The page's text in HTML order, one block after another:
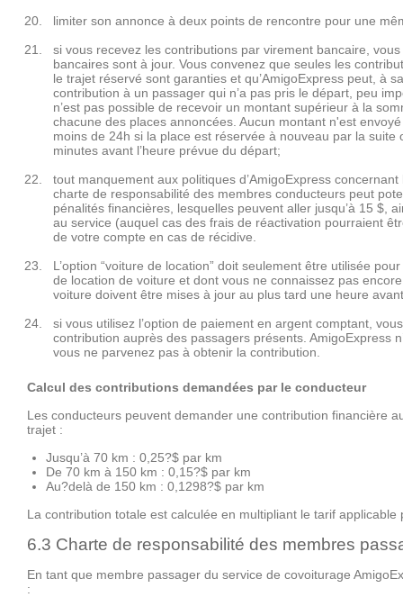
limiter son annonce à deux points de rencontre pour une
si vous recevez les contributions par virement bancaire,
bancaires sont à jour. Vous convenez que seules les
le trajet réservé sont garanties et qu’AmigoExpress peut, à
contribution à un passager qui n’a pas pris le départ, peu
n’est pas possible de recevoir un montant supérieur à la
chacune des places annoncées. Aucun montant n'est
moins de 24h si la place est réservée à nouveau par la suite
minutes avant l’heure prévue du départ;
tout manquement aux politiques d’AmigoExpress
charte de responsabilité des membres conducteurs peut
pénalités financières, lesquelles peuvent aller jusqu’à 15 $,
au service (auquel cas des frais de réactivation pourraient
de votre compte en cas de récidive.
L’option “voiture de location” doit seulement être utilisée
de location de voiture et dont vous ne connaissez pas
voiture doivent être mises à jour au plus tard une heure
si vous utilisez l’option de paiement en argent comptant,
contribution auprès des passagers présents. AmigoExpress
vous ne parvenez pas à obtenir la contribution.
Calcul des contributions demandées par le conducteur
Les conducteurs peuvent demander une contribution financière
trajet :
Jusqu’à 70 km : 0,25?$ par km
De 70 km à 150 km : 0,15?$ par km
Au?delà de 150 km : 0,1298?$ par km
La contribution totale est calculée en multipliant le tarif
6.3 Charte de responsabilité des membres
En tant que membre passager du service de covoiturage
: